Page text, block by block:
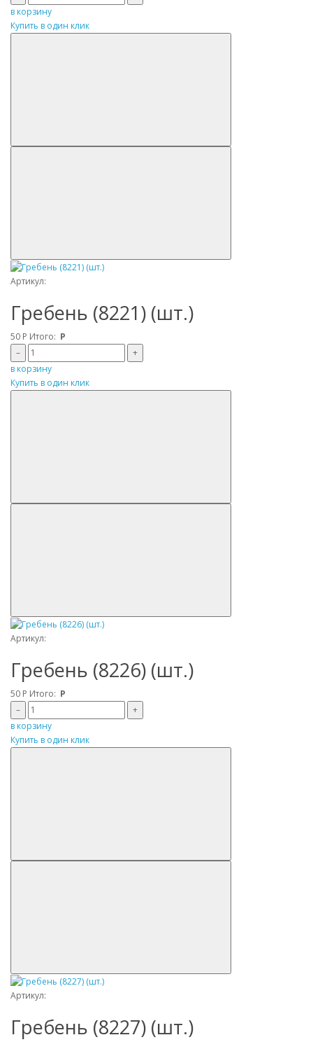
в корзину
Купить в один клик
Артикул:
Гребень (8221) (шт.)
50 Р Итого: Р
–
+
в корзину
Купить в один клик
Артикул:
Гребень (8226) (шт.)
50 Р Итого: Р
–
+
в корзину
Купить в один клик
Артикул:
Гребень (8227) (шт.)